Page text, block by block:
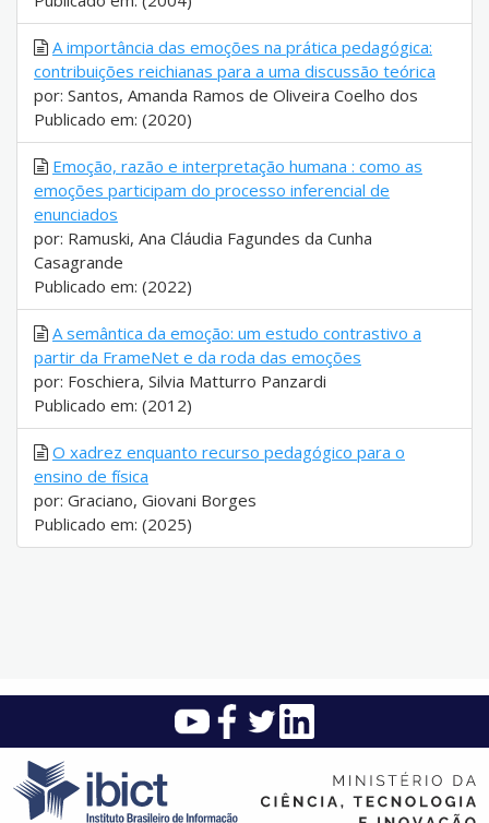
A importância das emoções na prática pedagógica:
contribuições reichianas para a uma discussão teórica
por: Santos, Amanda Ramos de Oliveira Coelho dos
Publicado em: (2020)
Emoção, razão e interpretação humana : como as
emoções participam do processo inferencial de
enunciados
por: Ramuski, Ana Cláudia Fagundes da Cunha
Casagrande
Publicado em: (2022)
A semântica da emoção: um estudo contrastivo a
partir da FrameNet e da roda das emoções
por: Foschiera, Silvia Matturro Panzardi
Publicado em: (2012)
O xadrez enquanto recurso pedagógico para o
ensino de física
por: Graciano, Giovani Borges
Publicado em: (2025)